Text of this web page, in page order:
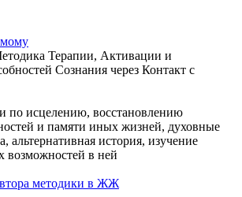
Терапии, Активации и
Сознания через Контакт с
по исцелению, восстановлению
и памяти иных жизней, духовные
альтернативная история, изучение
возможностей в ней